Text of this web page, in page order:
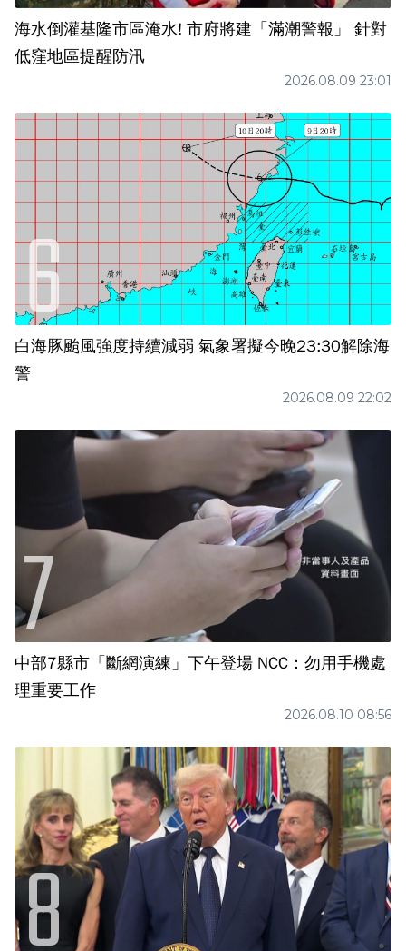
海水倒灌基隆市區淹水! 市府將建「滿潮警報」 針對
低窪地區提醒防汛
2026.08.09 23:01
白海豚颱風強度持續減弱 氣象署擬今晚23:30解除海
警
2026.08.09 22:02
中部7縣市「斷網演練」下午登場 NCC：勿用手機處
理重要工作
2026.08.10 08:56